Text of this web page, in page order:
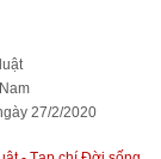
27/2/2020